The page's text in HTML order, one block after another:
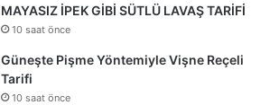
MAYASIZ İPEK GİBİ SÜTLÜ LAVAŞ TARİFİ
10 saat önce
Güneşte Pişme Yöntemiyle Vişne Reçeli
Tarifi
10 saat önce